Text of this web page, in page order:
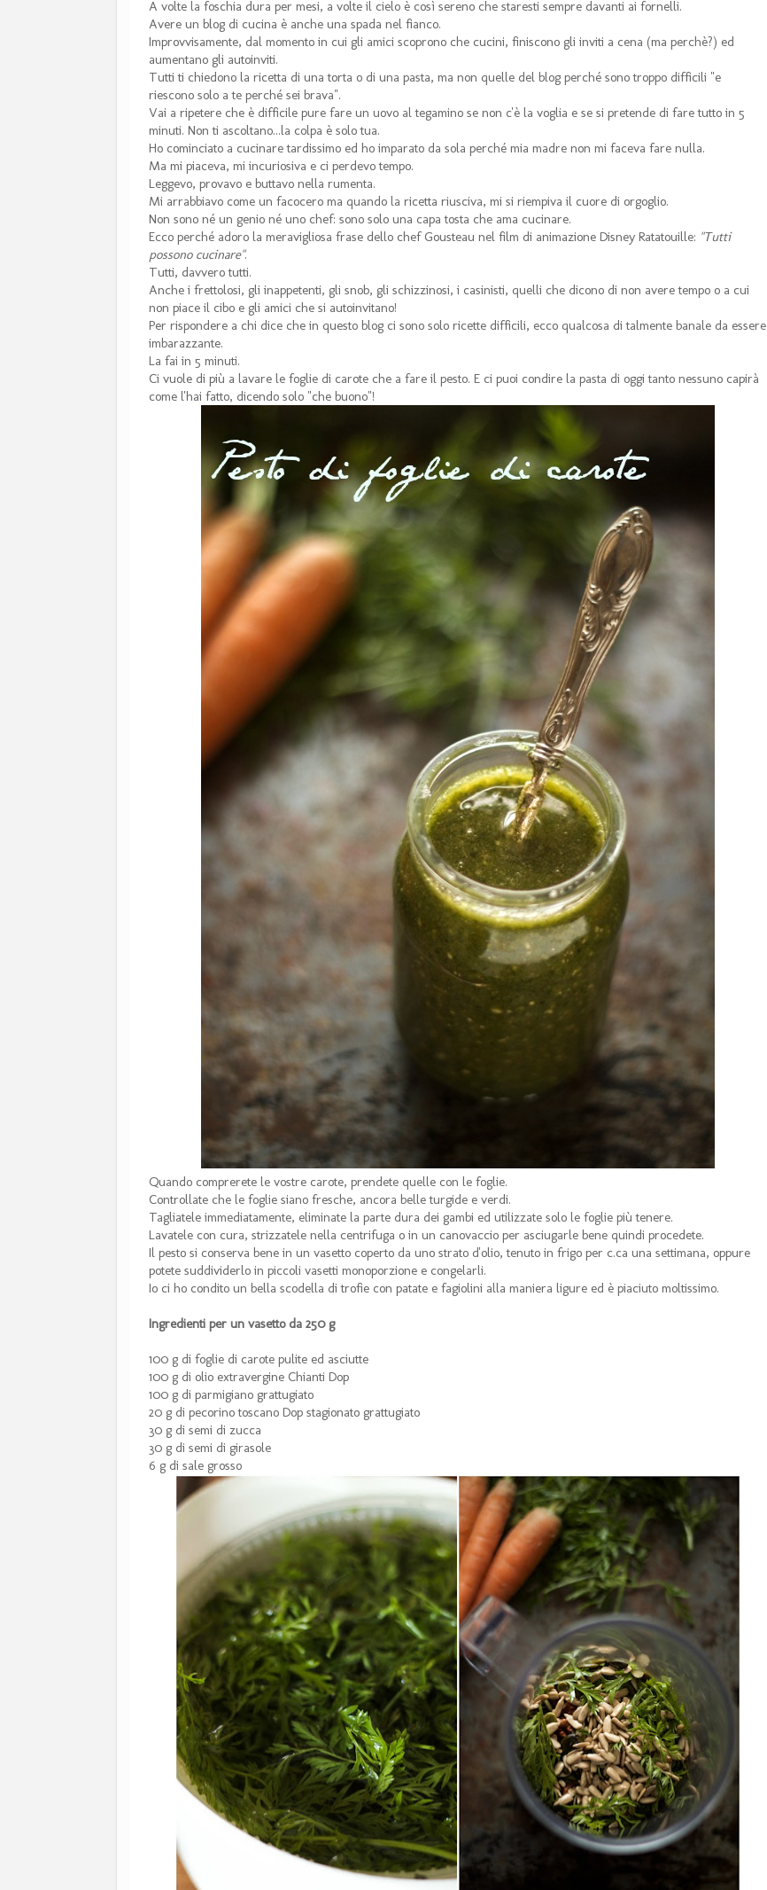
A volte la foschia dura per mesi, a volte il cielo è così sereno che staresti sempre davanti ai fornelli.
Avere un blog di cucina è anche una spada nel fianco.
Improvvisamente, dal momento in cui gli amici scoprono che cucini, finiscono gli inviti a cena (ma perchè?) ed
aumentano gli autoinviti.
Tutti ti chiedono la ricetta di una torta o di una pasta, ma non quelle del blog perché sono troppo difficili "e
riescono solo a te perché sei brava".
Vai a ripetere che è difficile pure fare un uovo al tegamino se non c'è la voglia e se si pretende di fare tutto in 5
minuti. Non ti ascoltano...la colpa è solo tua.
Ho cominciato a cucinare tardissimo ed ho imparato da sola perché mia madre non mi faceva fare nulla.
Ma mi piaceva, mi incuriosiva e ci perdevo tempo.
Leggevo, provavo e buttavo nella rumenta.
Mi arrabbiavo come un facocero ma quando la ricetta riusciva, mi si riempiva il cuore di orgoglio.
Non sono né un genio né uno chef: sono solo una capa tosta che ama cucinare.
Ecco perché adoro la meravigliosa frase dello chef Gousteau nel film di animazione Disney Ratatouille: "Tutti
possono cucinare".
Tutti, davvero tutti.
Anche i frettolosi, gli inappetenti, gli snob, gli schizzinosi, i casinisti, quelli che dicono di non avere tempo o a cui
non piace il cibo e gli amici che si autoinvitano!
Per rispondere a chi dice che in questo blog ci sono solo ricette difficili, ecco qualcosa di talmente banale da essere
imbarazzante.
La fai in 5 minuti.
Ci vuole di più a lavare le foglie di carote che a fare il pesto. E ci puoi condire la pasta di oggi tanto nessuno capirà
come l'hai fatto, dicendo solo "che buono"!
Quando comprerete le vostre carote, prendete quelle con le foglie.
Controllate che le foglie siano fresche, ancora belle turgide e verdi.
Tagliatele immediatamente, eliminate la parte dura dei gambi ed utilizzate solo le foglie più tenere.
Lavatele con cura, strizzatele nella centrifuga o in un canovaccio per asciugarle bene quindi procedete.
Il pesto si conserva bene in un vasetto coperto da uno strato d'olio, tenuto in frigo per c.ca una settimana, oppure
potete suddividerlo in piccoli vasetti monoporzione e congelarli.
Io ci ho condito un bella scodella di trofie con patate e fagiolini alla maniera ligure ed è piaciuto moltissimo.
Ingredienti per un vasetto da 250 g
100 g di foglie di carote pulite ed asciutte
100 g di olio extravergine Chianti Dop
100 g di parmigiano grattugiato
20 g di pecorino toscano Dop stagionato grattugiato
30 g di semi di zucca
30 g di semi di girasole
6 g di sale grosso